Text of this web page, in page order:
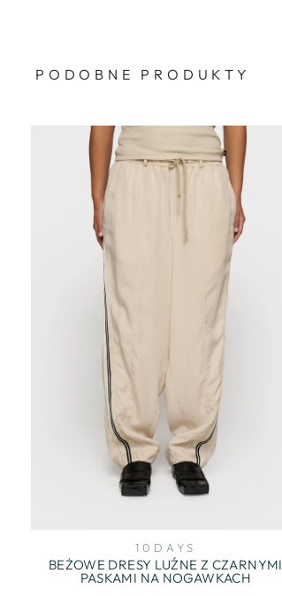
PODOBNE PRODUKTY
10DAYS
BEŻOWE DRESY LUŹNE Z CZARNYMI
PASKAMI NA NOGAWKACH